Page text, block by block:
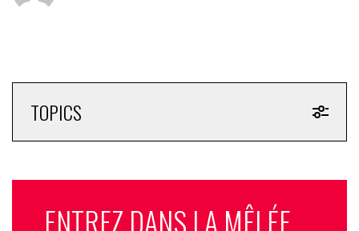
TOPICS
ENTREZ DANS LA MÊLÉE.